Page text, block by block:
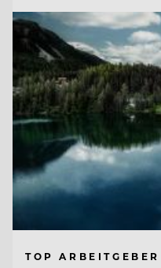
TOP ARBEITGEBER